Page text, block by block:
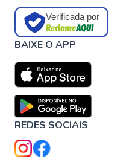
Verificada por
BAIXE O APP
REDES SOCIAIS